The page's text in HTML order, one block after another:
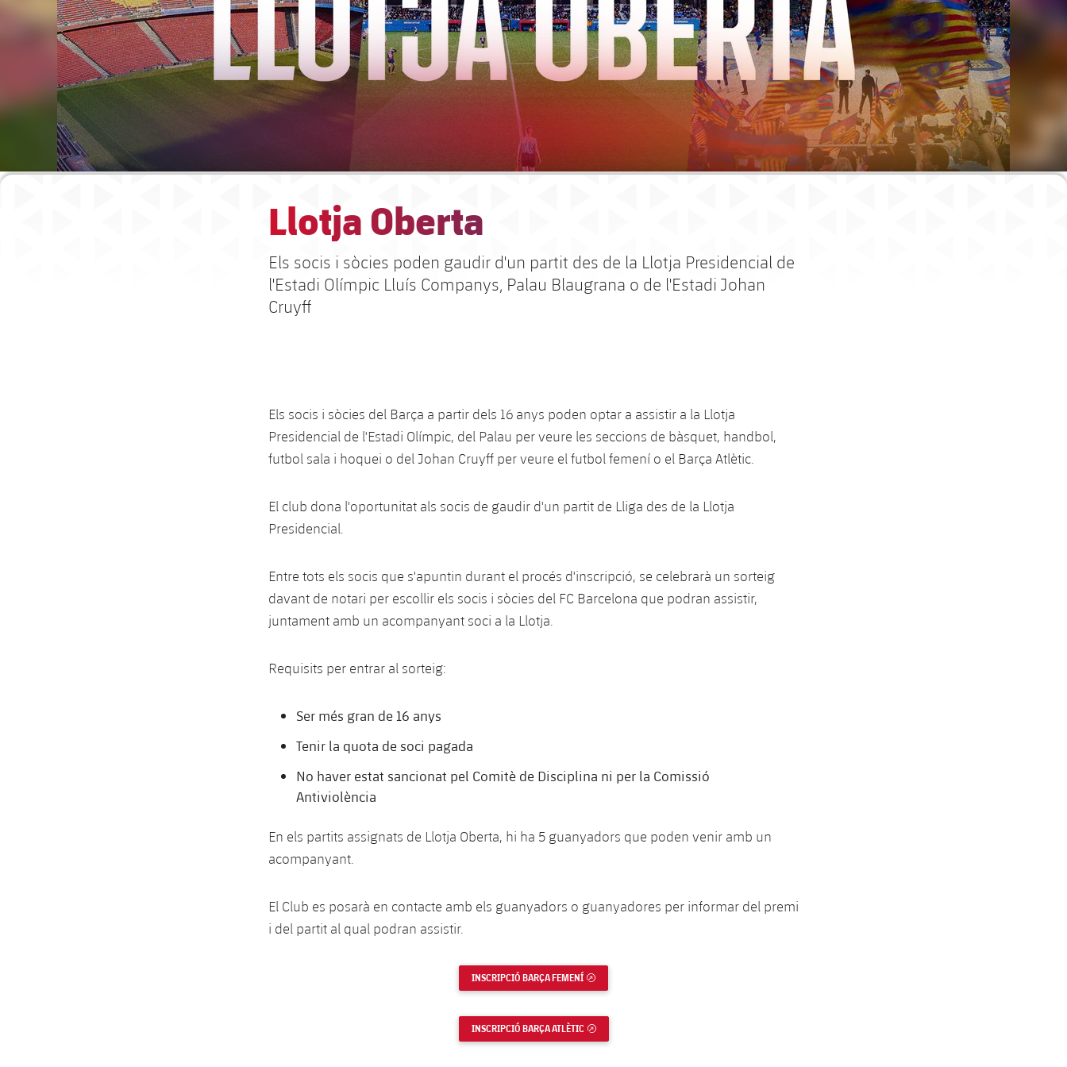
Llotja Oberta
Els socis i sòcies poden gaudir d'un partit des de la Llotja Presidencial de
l'Estadi Olímpic Lluís Companys, Palau Blaugrana o de l'Estadi Johan
Cruyff
Els socis i sòcies del Barça a partir dels 16 anys poden optar a assistir a la Llotja
Presidencial de l'Estadi Olímpic, del Palau per veure les seccions de bàsquet, handbol,
futbol sala i hoquei o del Johan Cruyff per veure el futbol femení o el Barça Atlètic.
El club dona l'oportunitat als socis de gaudir d'un partit de Lliga des de la Llotja
Presidencial.
Entre tots els socis que s'apuntin durant el procés d'inscripció, se celebrarà un sorteig
davant de notari per escollir els socis i sòcies del FC Barcelona que podran assistir,
juntament amb un acompanyant soci a la Llotja.
Requisits per entrar al sorteig:
Ser més gran de 16 anys
Tenir la quota de soci pagada
No haver estat sancionat pel Comitè de Disciplina ni per la Comissió
Antiviolència
En els partits assignats de Llotja Oberta, hi ha 5 guanyadors que poden venir amb un
acompanyant.
El Club es posarà en contacte amb els guanyadors o guanyadores per informar del premi
i del partit al qual podran assistir.
INSCRIPCIÓ BARÇA FEMENÍ
INSCRIPCIÓ BARÇA ATLÈTIC ENLLAÇ EXTERN